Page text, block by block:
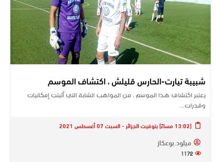
شبيبة تيارت-الحارس قليلش ، اكتشاف الموسم
يعتبر اكتشاف هذا الموسم ، من المواهب الشابة التي أثبتت إمكانيات
وقدرات…
[13:02 مساءً] بتوقيت الجزائر - السبت 07 أغسطس 2021
ميلود.بوعكاز
1172